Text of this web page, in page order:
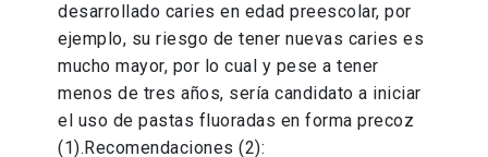
desarrollado caries en edad preescolar, por
ejemplo, su riesgo de tener nuevas caries es
mucho mayor, por lo cual y pese a tener
menos de tres años, sería candidato a iniciar
el uso de pastas fluoradas en forma precoz
(1).Recomendaciones (2):